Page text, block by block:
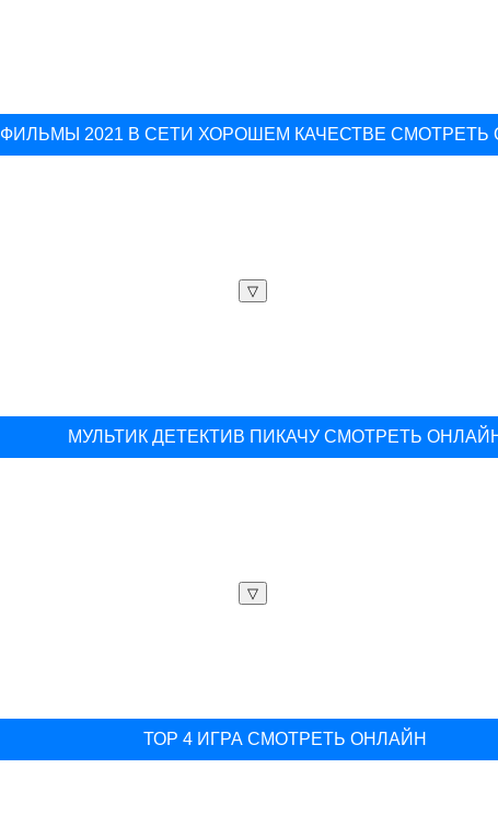
ФИЛЬМЫ 2021 В СЕТИ ХОРОШЕМ КАЧЕСТВЕ СМОТРЕТЬ
▽
МУЛЬТИК ДЕТЕКТИВ ПИКАЧУ СМОТРЕТЬ
▽
ТОР 4 ИГРА СМОТРЕТЬ ОНЛАЙН